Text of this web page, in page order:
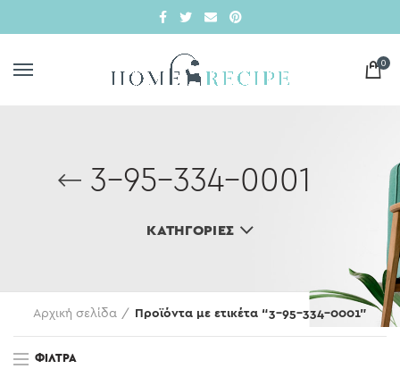
0
3-95-334-0001
ΚΑΤΗΓΟΡΊΕΣ
Αρχική σελίδα Προϊόντα με ετικέτα “3-95-334-0001”
ΦΊΛΤΡΑ